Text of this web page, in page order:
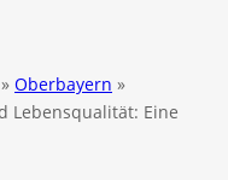
» Oberbayern »
Lebensqualität: Eine